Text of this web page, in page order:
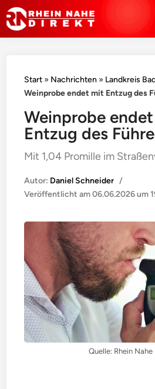
Start » Nachrichten » Landkreis
Weinprobe endet mit Entzug des
Weinprobe
Entzug des
Mit 1,04 Promille im
Autor: Daniel Schneider /
Veröffentlicht am06.06.2026 um
Quelle: Rhein Nahe